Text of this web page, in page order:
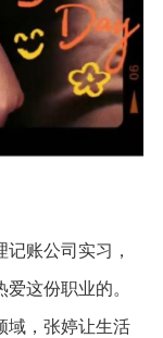
账公司实习，
这份职业的。
域，张婷让生活